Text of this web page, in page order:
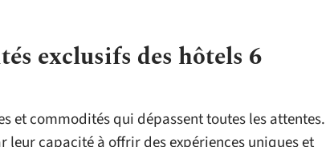
exclusifs des hôtels 6
et commodités qui dépassent toutes les attentes.
leur capacité à offrir des expériences uniques et